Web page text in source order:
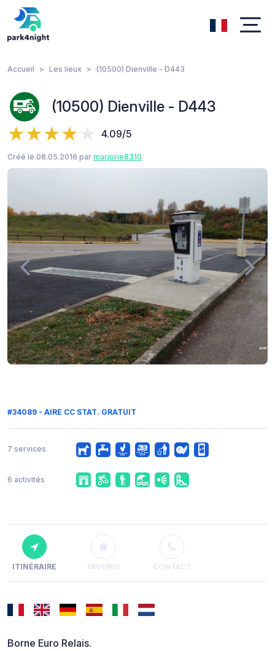
Accueil Les lieux (10500) Dienville - D443
(10500) Dienville - D443
4.09/5
Créé le 08.05.2016 par marjorie8310
#34089 - AIRE CC STAT. GRATUIT
7 services
6 activités
ITINÉRAIRE FAVORIS CONTACT
Borne Euro Relais.